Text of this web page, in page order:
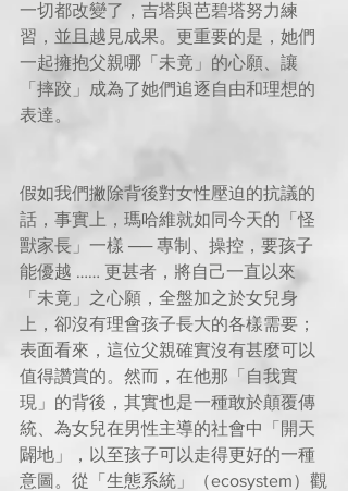
一切都改變了，吉塔與芭碧塔努力練
習，並且越見成果。更重要的是，她們
一起擁抱父親哪「未竟」的心願、讓
「摔跤」成為了她們追逐自由和理想的
表達。
假如我們撇除背後對女性壓迫的抗議的
話，事實上，瑪哈維就如同今天的「怪
獸家長」一樣 ── 專制、操控，要孩子
能優越 …… 更甚者，將自己一直以來
「未竟」之心願，全盤加之於女兒身
上，卻沒有理會孩子長大的各樣需要；
表面看來，這位父親確實沒有甚麼可以
值得讚賞的。然而，在他那「自我實
現」的背後，其實也是一種敢於顛覆傳
統、為女兒在男性主導的社會中「開天
闢地」，以至孩子可以走得更好的一種
意圖。從「生態系統」（ecosystem）觀